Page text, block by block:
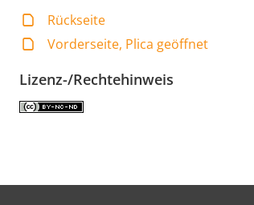
Rückseite
Vorderseite, Plica geöffnet
Lizenz-/Rechtehinweis